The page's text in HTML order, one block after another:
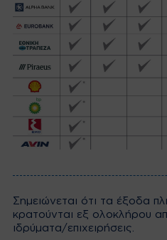
Σημειώνεται ότι τα έξοδα
κρατούνται εξ ολοκλήρου
ιδρύματα/επιχειρήσεις.